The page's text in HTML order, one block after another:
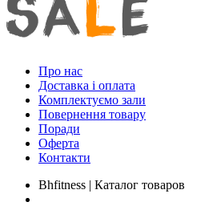
Про нас
Доставка і оплата
Комплектуємо зали
Повернення товару
Поради
Оферта
Контакти
Bhfitness | Каталог товаров